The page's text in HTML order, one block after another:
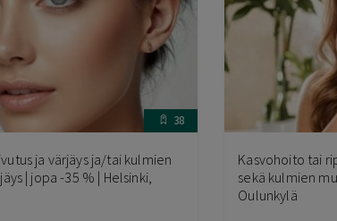
38
ja värjäys ja/tai kulmien
| jopa -35 % | Helsinki,
Kasvohoito tai
sekä kulmien
Oulunkylä